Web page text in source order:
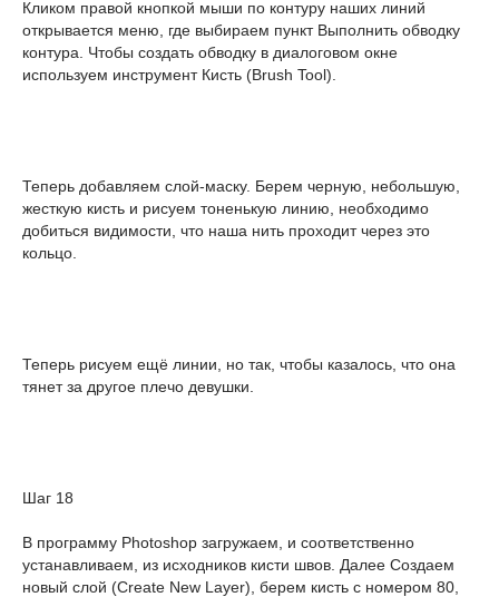
Кликом правой кнопкой мыши по контуру наших линий
открывается меню, где выбираем пункт Выполнить обводку
контура. Чтобы создать обводку в диалоговом окне
используем инструмент Кисть (Brush Tool).
Теперь добавляем слой-маску. Берем черную, небольшую,
жесткую кисть и рисуем тоненькую линию, необходимо
добиться видимости, что наша нить проходит через это
кольцо.
Теперь рисуем ещё линии, но так, чтобы казалось, что она
тянет за другое плечо девушки.
Шаг 18
В программу Photoshop загружаем, и соответственно
устанавливаем, из исходников кисти швов. Далее Создаем
новый слой (Create New Layer), берем кисть с номером 80,